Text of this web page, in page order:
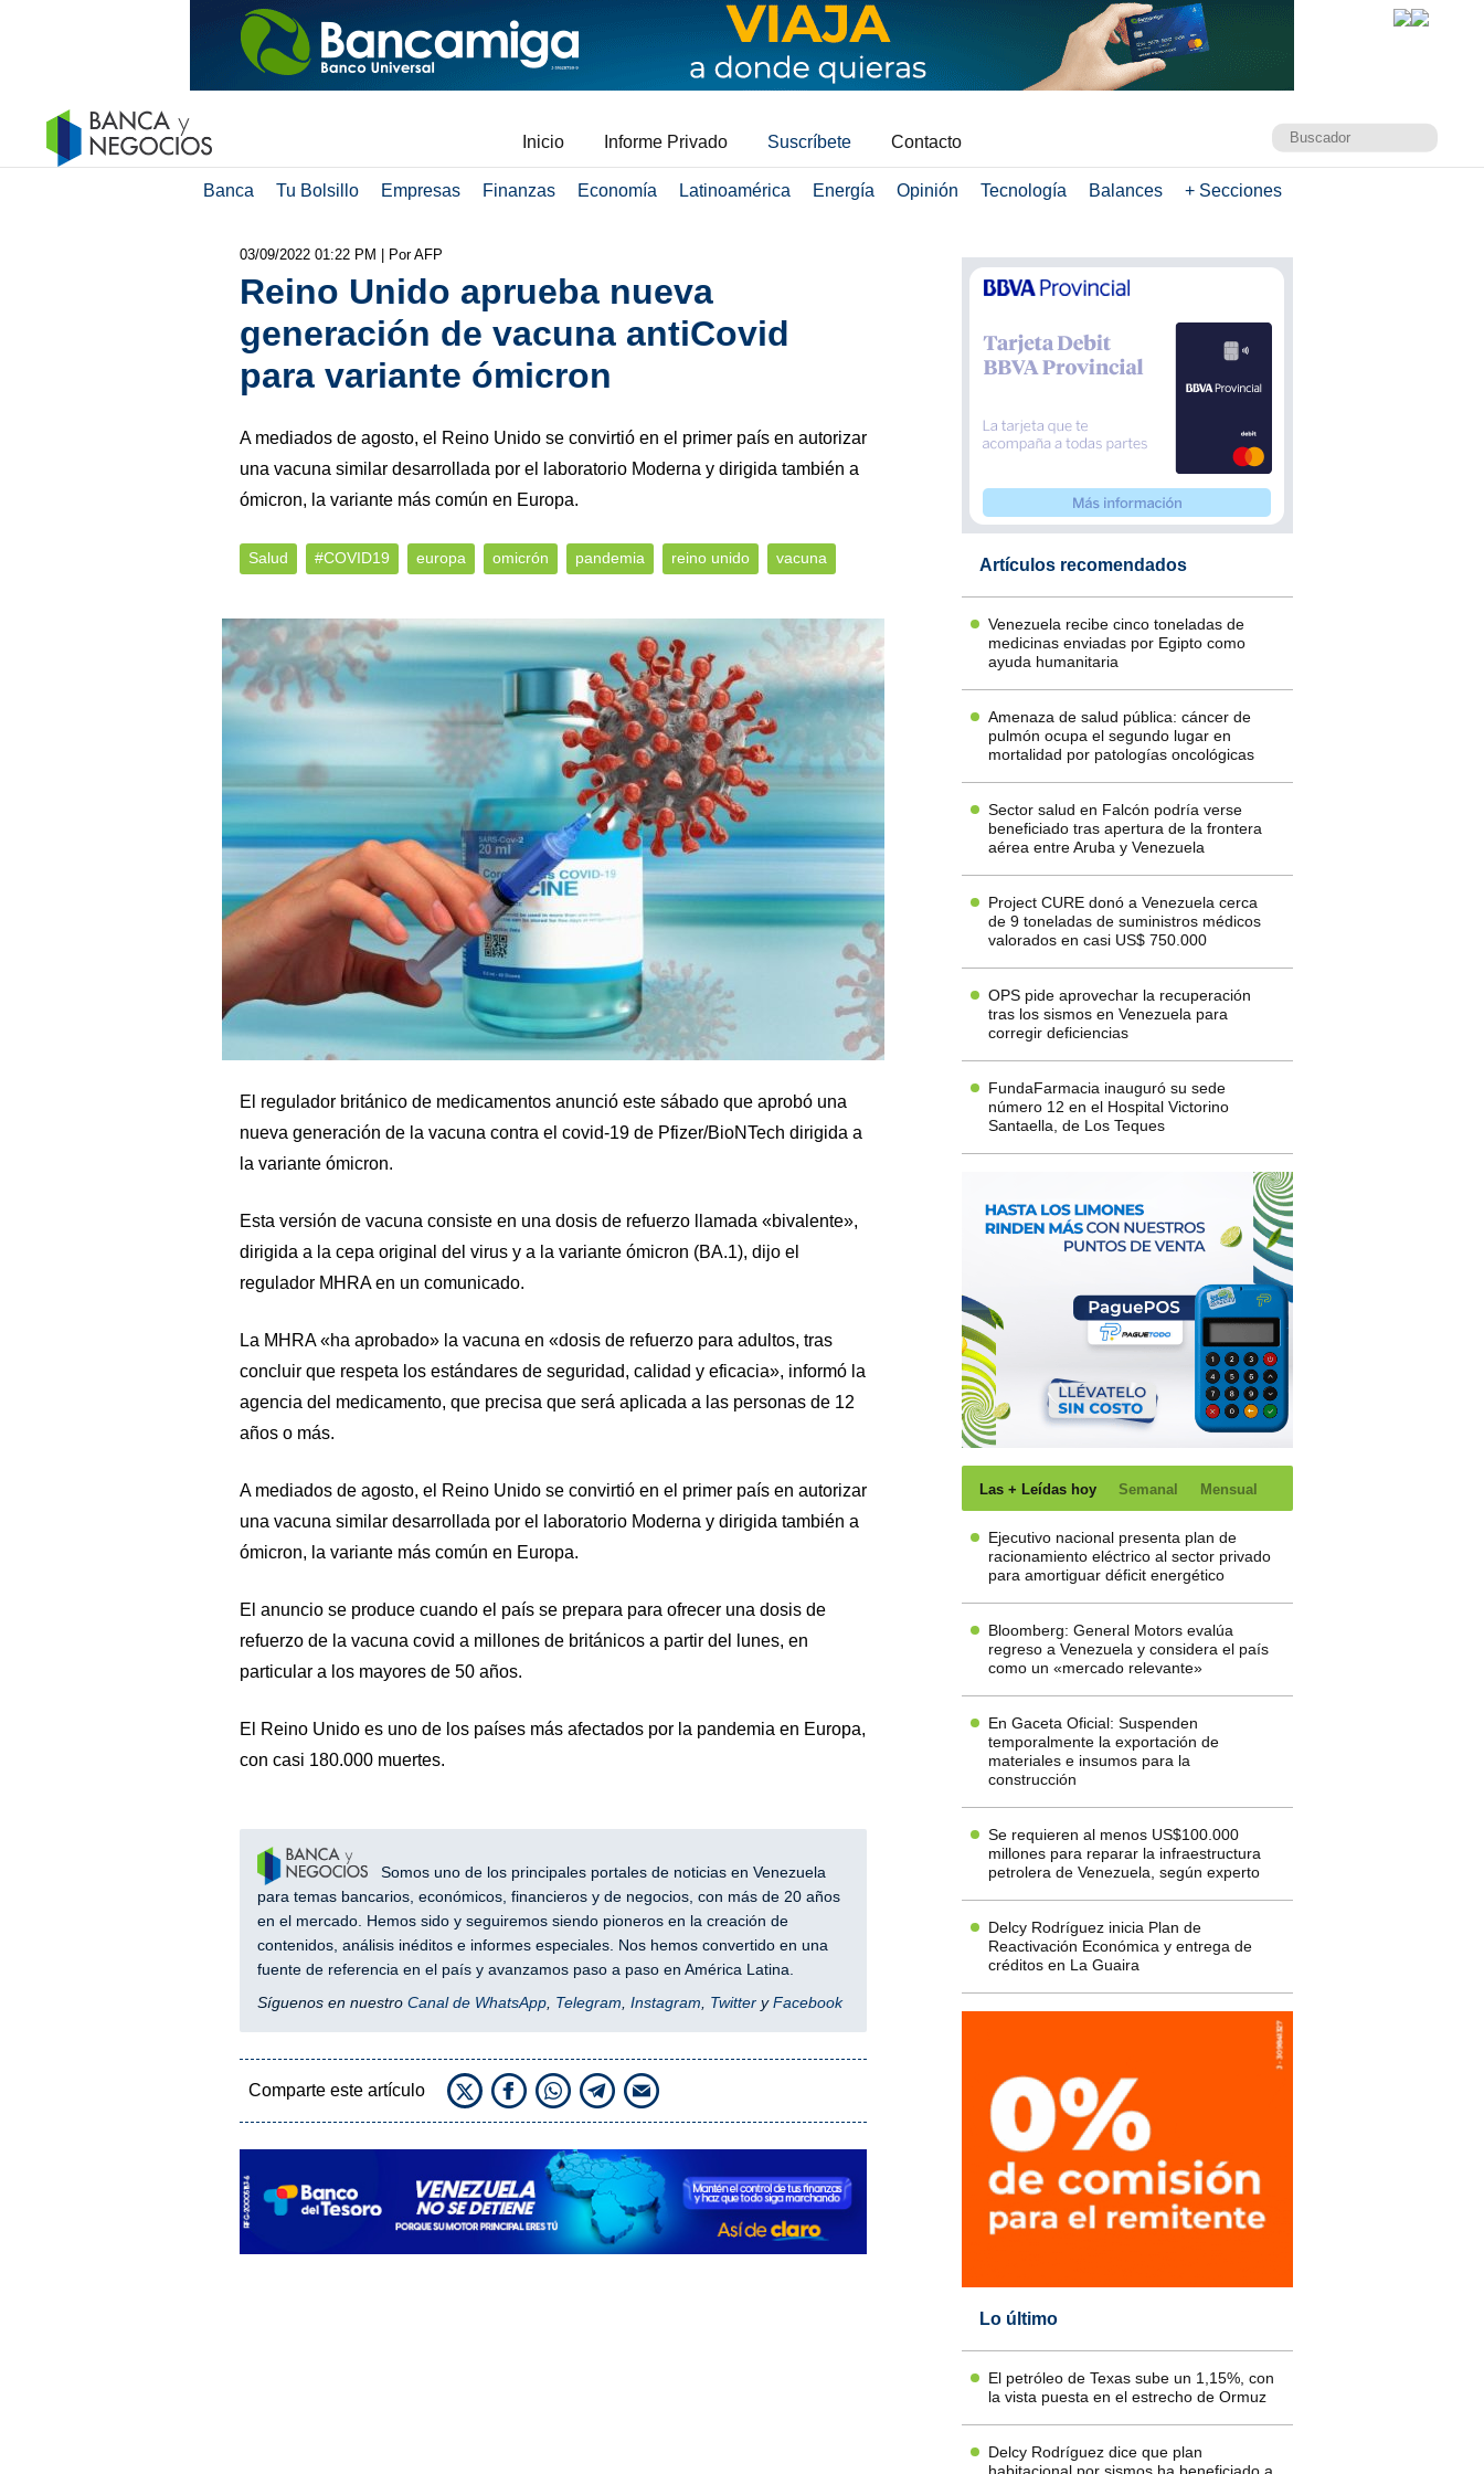
Inicio Informe Privado Suscríbete Contacto
Banca Tu Bolsillo Empresas Finanzas Economía Latinoamérica Energía Opinión Tecnología Balances + Secciones
03/09/2022 01:22 PM | Por AFP
Reino Unido aprueba nueva
generación de vacuna antiCovid
para variante ómicron
A mediados de agosto, el Reino Unido se convirtió en el primer país en autorizar
una vacuna similar desarrollada por el laboratorio Moderna y dirigida también a
ómicron, la variante más común en Europa.
Salud #COVID19 europa omicrón pandemia reino unido vacuna
El regulador británico de medicamentos anunció este sábado que aprobó una
nueva generación de la vacuna contra el covid-19 de Pfizer/BioNTech dirigida a
la variante ómicron.
Esta versión de vacuna consiste en una dosis de refuerzo llamada «bivalente»,
dirigida a la cepa original del virus y a la variante ómicron (BA.1), dijo el
regulador MHRA en un comunicado.
La MHRA «ha aprobado» la vacuna en «dosis de refuerzo para adultos, tras
concluir que respeta los estándares de seguridad, calidad y eficacia», informó la
agencia del medicamento, que precisa que será aplicada a las personas de 12
años o más.
A mediados de agosto, el Reino Unido se convirtió en el primer país en autorizar
una vacuna similar desarrollada por el laboratorio Moderna y dirigida también a
ómicron, la variante más común en Europa.
El anuncio se produce cuando el país se prepara para ofrecer una dosis de
refuerzo de la vacuna covid a millones de británicos a partir del lunes, en
particular a los mayores de 50 años.
El Reino Unido es uno de los países más afectados por la pandemia en Europa,
con casi 180.000 muertes.
Somos uno de los principales portales de noticias en Venezuela
para temas bancarios, económicos, financieros y de negocios, con más de 20 años
en el mercado. Hemos sido y seguiremos siendo pioneros en la creación de
contenidos, análisis inéditos e informes especiales. Nos hemos convertido en una
fuente de referencia en el país y avanzamos paso a paso en América Latina.
Síguenos en nuestro Canal de WhatsApp, Telegram, Instagram, TwitteryFacebook
Comparte este artículo
Artículos recomendados
Venezuela recibe cinco toneladas de
medicinas enviadas por Egipto como
ayuda humanitaria
Amenaza de salud pública: cáncer de
pulmón ocupa el segundo lugar en
mortalidad por patologías oncológicas
Sector salud en Falcón podría verse
beneficiado tras apertura de la frontera
aérea entre Aruba y Venezuela
Project CURE donó a Venezuela cerca
de 9 toneladas de suministros médicos
valorados en casi US$ 750.000
OPS pide aprovechar la recuperación
tras los sismos en Venezuela para
corregir deficiencias
FundaFarmacia inauguró su sede
número 12 en el Hospital Victorino
Santaella, de Los Teques
Las + Leídas hoy Semanal Mensual
Ejecutivo nacional presenta plan de
racionamiento eléctrico al sector privado
para amortiguar déficit energético
Bloomberg: General Motors evalúa
regreso a Venezuela y considera el país
como un «mercado relevante»
En Gaceta Oficial: Suspenden
temporalmente la exportación de
materiales e insumos para la
construcción
Se requieren al menos US$100.000
millones para reparar la infraestructura
petrolera de Venezuela, según experto
Delcy Rodríguez inicia Plan de
Reactivación Económica y entrega de
créditos en La Guaira
Lo último
El petróleo de Texas sube un 1,15%, con
la vista puesta en el estrecho de Ormuz
Delcy Rodríguez dice que plan